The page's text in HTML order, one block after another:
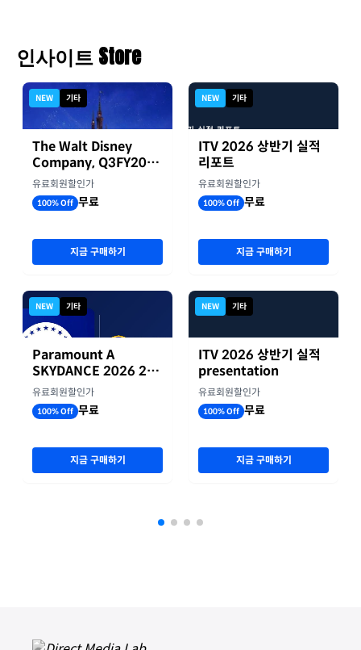
인사이트 Store
NEW 기타
The Walt Disney
Company, Q3FY2026
실적자료
유료회원할인가
100% Off 무료
지금 구매하기
NEW 기타
Paramount A
SKYDANCE 2026 2분
기 실적
유료회원할인가
100% Off 무료
지금 구매하기
NEW 기타
ITV 2026 상반기 실적
리포트
유료회원할인가
100% Off 무료
지금 구매하기
NEW 기타
ITV 2026 상반기 실적
presentation
유료회원할인가
100% Off 무료
지금 구매하기